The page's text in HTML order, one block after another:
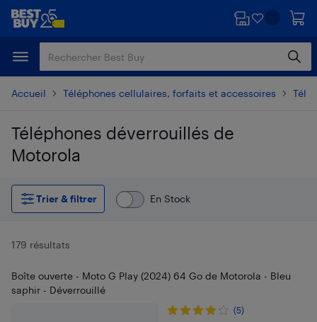
Passer
principal
Passer
Accueil Téléphones cellulaires, forfaits et accessoires
Téléphones déverrouillés de
Motorola
Passer aux résultats
Trier & filtrer
En Stock
179 résultats
Boîte ouverte - Moto G Play (2024) 64 Go de Motorola - Bleu
saphir - Déverrouillé
(5)